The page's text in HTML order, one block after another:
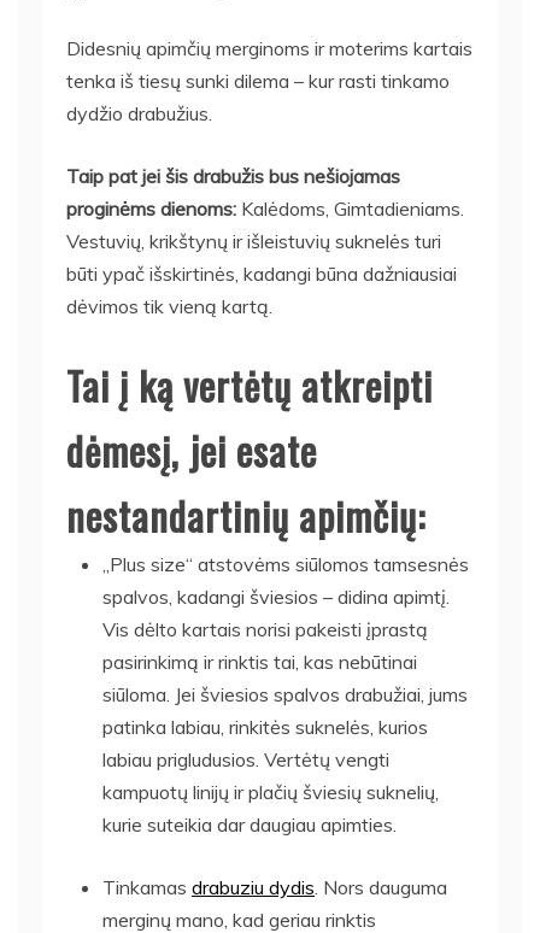
Didesnių apimčių merginoms ir moterims kartais
tenka iš tiesų sunki dilema – kur rasti tinkamo
dydžio drabužius.
Taip pat jei šis drabužis bus nešiojamas
proginėms dienoms: Kalėdoms, Gimtadieniams.
Vestuvių, krikštynų ir išleistuvių suknelės turi
būti ypač išskirtinės, kadangi būna dažniausiai
dėvimos tik vieną kartą.
Tai į ką vertėtų atkreipti
dėmesį, jei esate
nestandartinių apimčių:
„Plus size“ atstovėms siūlomos tamsesnės
spalvos, kadangi šviesios – didina apimtį.
Vis dėlto kartais norisi pakeisti įprastą
pasirinkimą ir rinktis tai, kas nebūtinai
siūloma. Jei šviesios spalvos drabužiai, jums
patinka labiau, rinkitės suknelės, kurios
labiau prigludusios. Vertėtų vengti
kampuotų linijų ir plačių šviesių suknelių,
kurie suteikia dar daugiau apimties.
Tinkamas drabuziu dydis . Nors dauguma
merginų mano, kad geriau rinktis